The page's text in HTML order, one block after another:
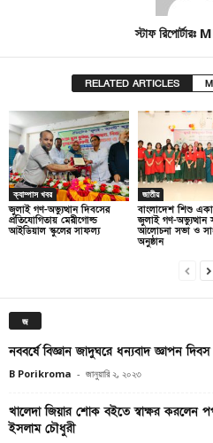
স্টাফ
RELATED ARTICLES
ক্যাম্পাস খবর
জুলাই গণ-অভ্যুত্থান দিবসের
প্রতিযোগিতায় মেরীগোল্ড
আইডিয়াল স্কুলের সাফল্য
জাতীয়
বাংলাদেশ শিশু
জুলাই গণ-অভ্যুত্থান
আলোচনা সভা ও
অনুষ্ঠান
জ
নববর্ষে বিজ্ঞান জাদুঘরে ধন্যবাদ জ্ঞাপন দিবস
B Porikroma - জানুয়ারি ২, ২০২৩
খালেদা জিয়ার শোক বইতে স্বাক্ষর করলেন
ইসলাম চৌধুরী